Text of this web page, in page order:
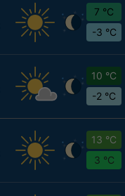
7 °C
-3 °C
10 °C
-2 °C
13 °C
3 °C